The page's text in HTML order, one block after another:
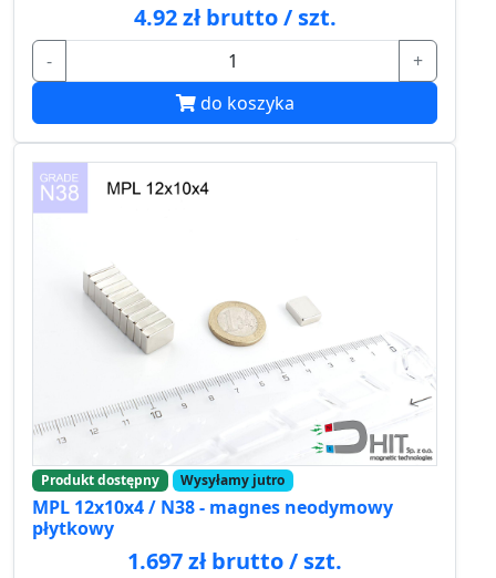
4.92 zł brutto / szt.
-
+
do koszyka
Produkt dostępny Wysyłamy jutro
MPL 12x10x4 / N38 - magnes neodymowy
płytkowy
1.697 zł brutto / szt.